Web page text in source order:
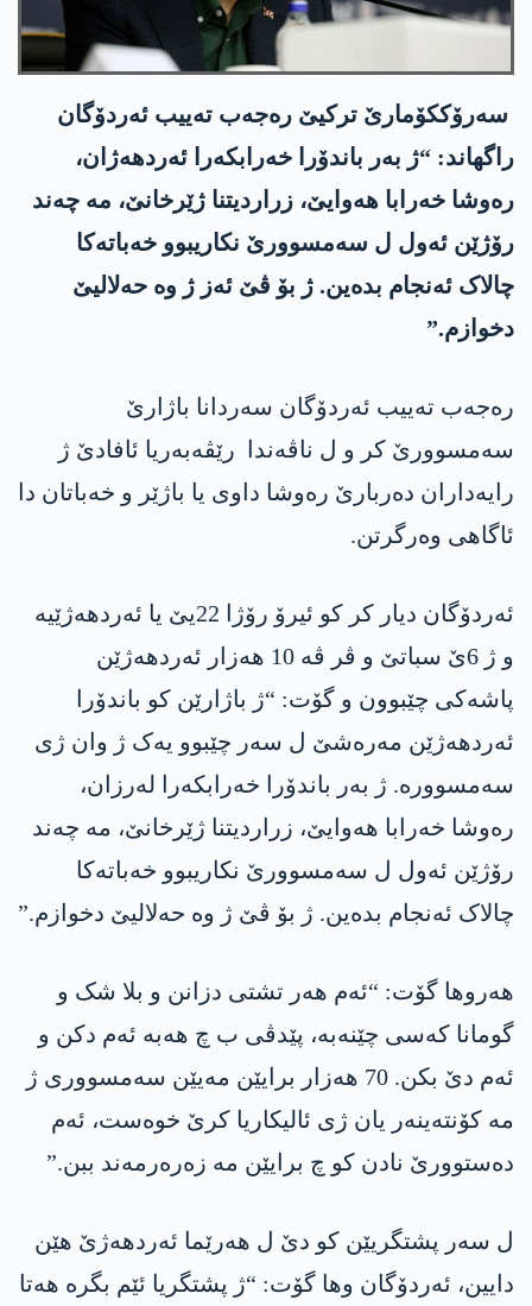
سەرۆککۆمارێ ترکیێ رەجەب تەییب ئەردۆگان
راگھاند: “ژ بەر باندۆرا خەرابکەرا ئەردهەژان،
رەوشا خەرابا ھەوایێ، زراردیتنا ژێرخانێ، مە چەند
رۆژێن ئەول ل سەمسوورێ نکاریبوو خەباتەکا
چالاک ئەنجام بدەین. ژ بۆ ڤێ ئەز ژ وە حەلالیێ
دخوازم.”
رەجەب تەییب ئەردۆگان سەردانا باژارێ
سەمسوورێ کر و ل ناڤەندا رێڤەبەریا ئافادێ ژ
رایەداران دەربارێ رەوشا داوی یا باژێر و خەباتان دا
ئاگاھی وەرگرتن.
ئەردۆگان دیار کر کو ئیرۆ رۆژا 22یێ یا ئەردھەژێیە
و ژ 6ێ سباتێ و ڤر ڤە 10 ھەزار ئەردھەژێن
پاشەکی چێبوون و گۆت: “ژ باژارێن کو باندۆرا
ئەردھەژێن مەرەشێ ل سەر چێبوو یەک ژ وان ژی
سەمسوورە. ژ بەر باندۆرا خەرابکەرا لەرزان،
رەوشا خەرابا ھەوایێ، زراردیتنا ژێرخانێ، مە چەند
رۆژێن ئەول ل سەمسوورێ نکاریبوو خەباتەکا
چالاک ئەنجام بدەین. ژ بۆ ڤێ ژ وە حەلالیێ دخوازم.”
ھەروھا گۆت: “ئەم ھەر تشتی دزانن و بلا شک و
گومانا کەسی چێنەبە، پێدڤی ب چ ھەبە ئەم دکن و
ئەم دێ بکن. 70 ھەزار برایێن مەیێن سەمسووری ژ
مە کۆنتەینەر یان ژی ئالیکاریا کرێ خوەست، ئەم
دەستوورێ نادن کو چ برایێن مە زەرەرمەند ببن.”
ل سەر پشتگریێن کو دێ ل ھەرێما ئەردھەژێ هێن
دایین، ئەردۆگان وھا گۆت: “ژ پشتگریا ئێم بگرە ھەتا